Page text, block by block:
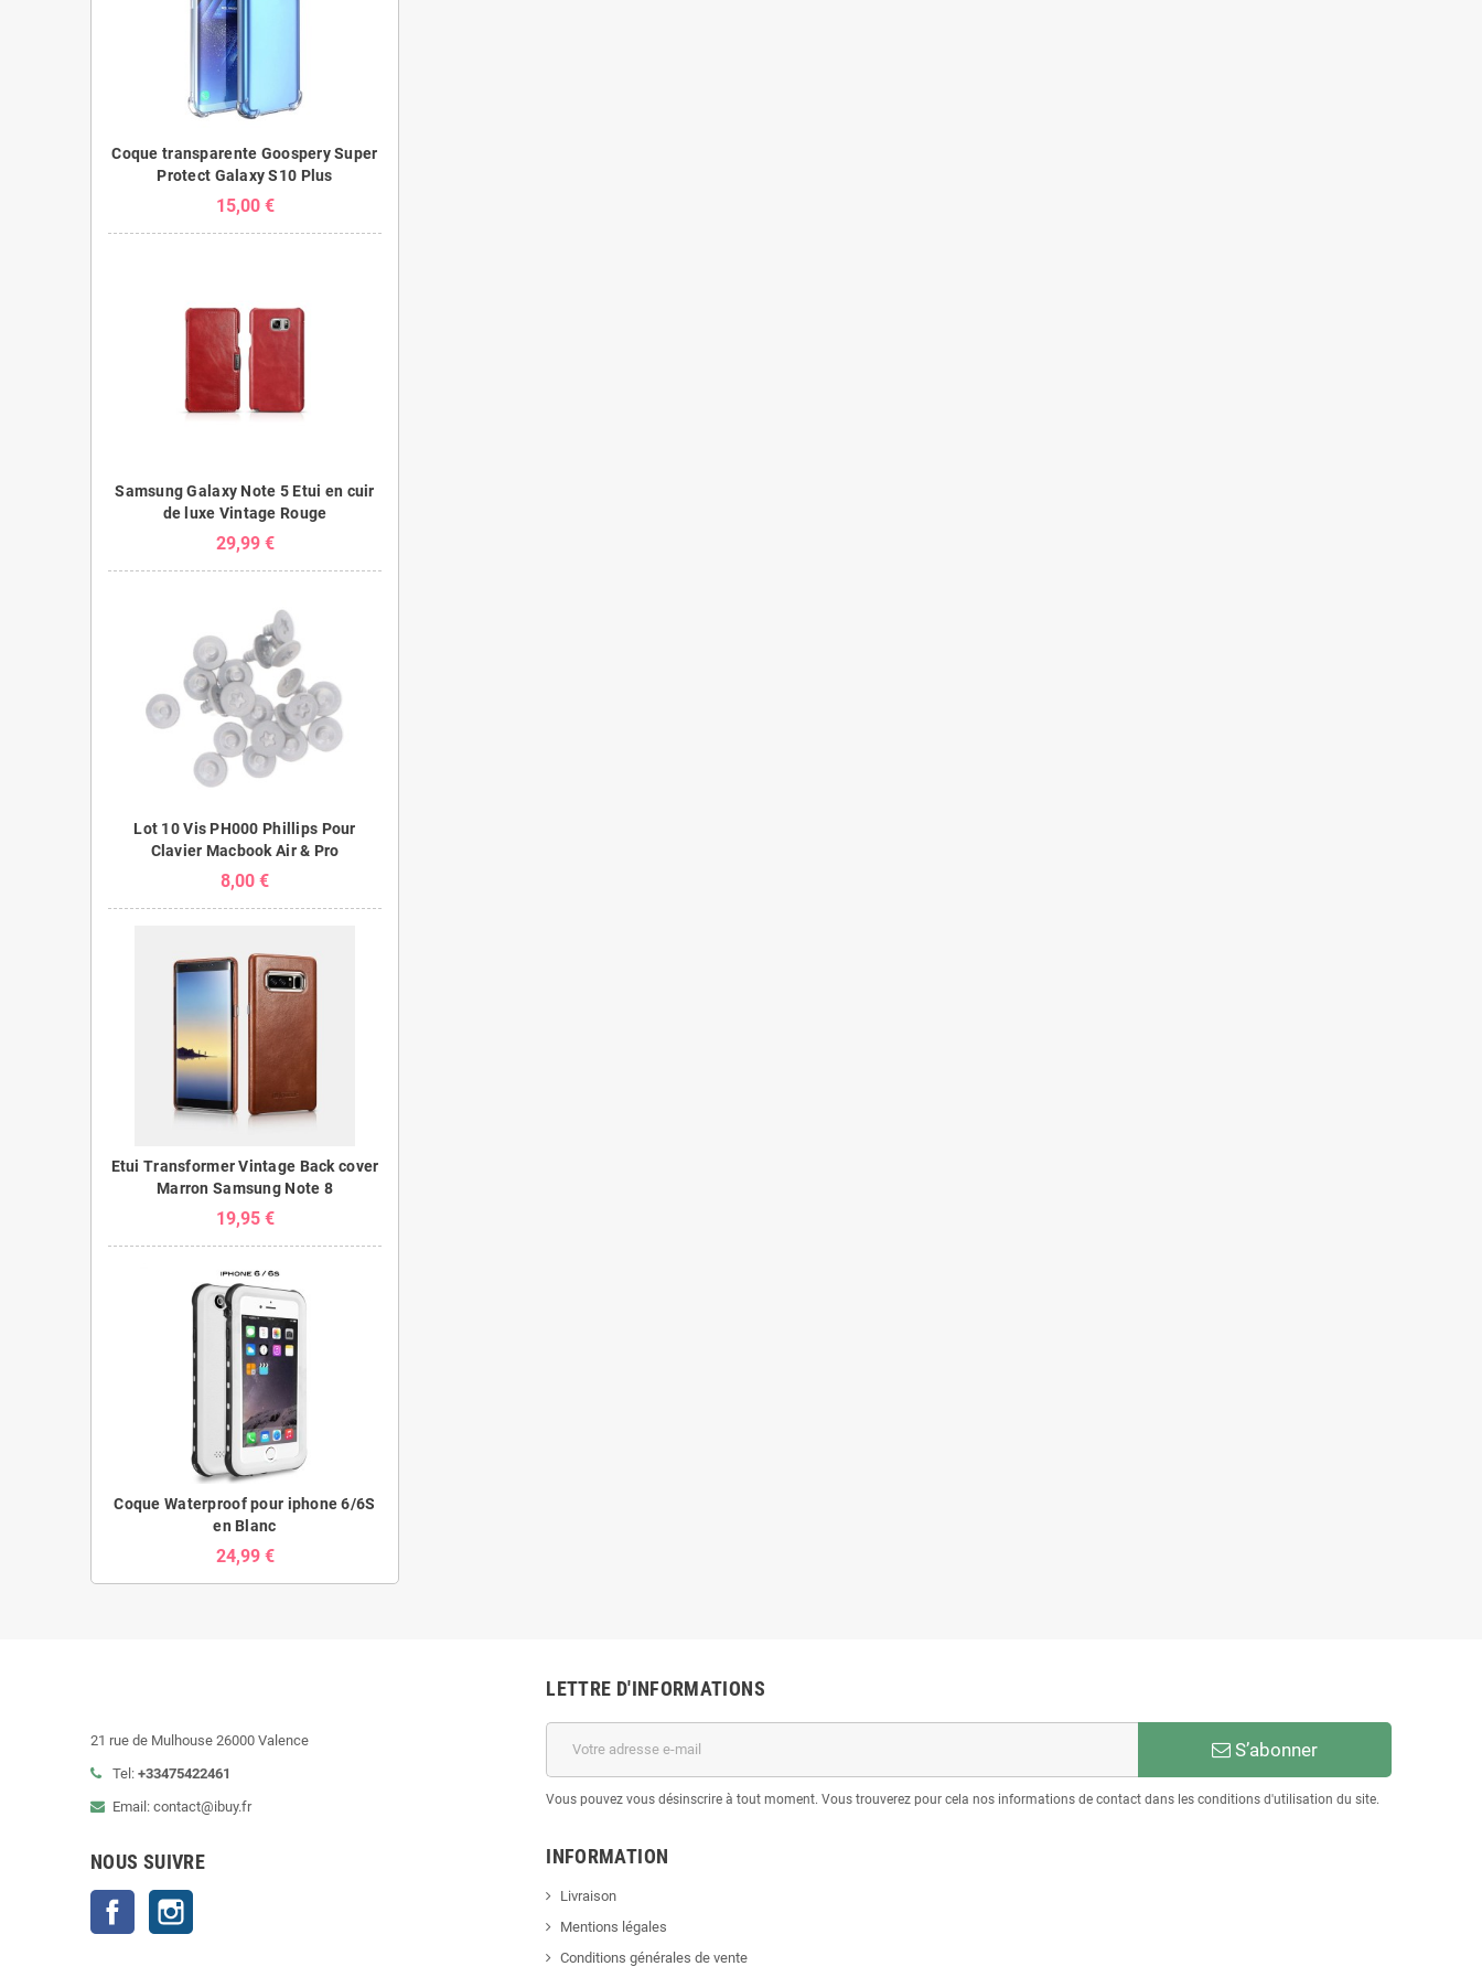
Coque transparente Goospery Super
Protect Galaxy S10 Plus
15,00 €
Samsung Galaxy Note 5 Etui en cuir
de luxe Vintage Rouge
29,99 €
Lot 10 Vis PH000 Phillips Pour
Clavier Macbook Air & Pro
8,00 €
Etui Transformer Vintage Back cover
Marron Samsung Note 8
19,95 €
Coque Waterproof pour iphone 6/6S
en Blanc
24,99 €
21 rue de Mulhouse 26000 Valence
Tel: +33475422461
Email: contact@ibuy.fr
NOUS SUIVRE
Facebook
LETTRE D'INFORMATIONS
S’abonner
Vous pouvez vous désinscrire à tout moment. Vous trouverez pour cela nos informations de contact dans les conditions d'utilisation du site.
INFORMATION
Livraison
Mentions légales
Conditions générales de vente